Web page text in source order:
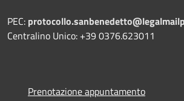
PEC:
Centralino Unico: +39 0376.623011
Prenotazione appuntamento